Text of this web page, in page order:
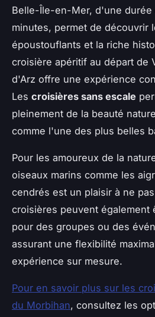
Belle-Île-en-Mer, d'une
minutes, permet de découvrir
époustouflants et la riche
croisière apéritif au départ de
d'Arz offre une expérience
Les croisières sans escale
pleinement de la beauté
comme l'une des plus belles
Pour les amoureux de la
oiseaux marins comme les
cendrés est un plaisir à ne
croisières peuvent également
pour des groupes ou des
assurant une flexibilité
expérience sur mesure.
Pour en savoir plus sur les
du Morbihan, consultez les